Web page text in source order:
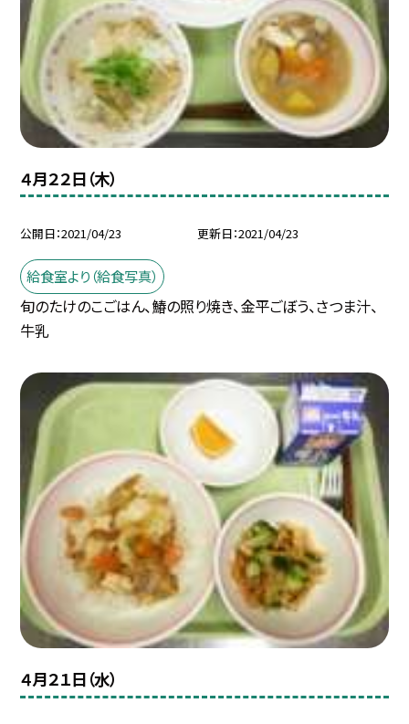
４月２２日（木）
公開日 2021/04/23 更新日 2021/04/23
給食室より（給食写真）
旬のたけのこごはん、鰆の照り焼き、金平ごぼう、さつま汁、
牛乳
４月２１日（水）